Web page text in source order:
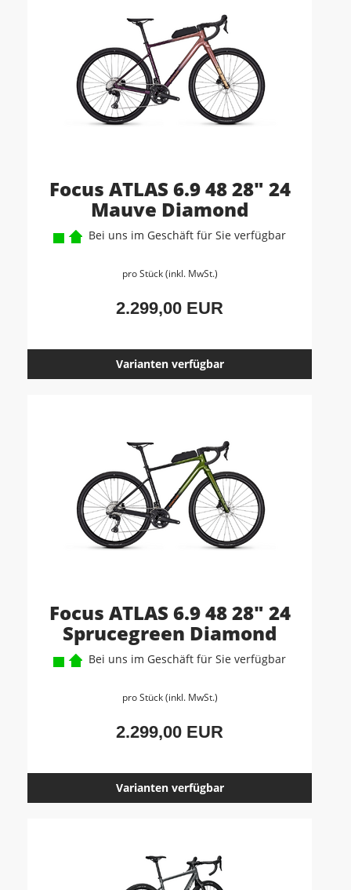
Focus ATLAS 6.9 48 28" 24
Mauve Diamond
Bei uns im Geschäft für Sie verfügbar
pro Stück (inkl. MwSt.)
2.299,00 EUR
Varianten verfügbar
Focus ATLAS 6.9 48 28" 24
Sprucegreen Diamond
Bei uns im Geschäft für Sie verfügbar
pro Stück (inkl. MwSt.)
2.299,00 EUR
Varianten verfügbar